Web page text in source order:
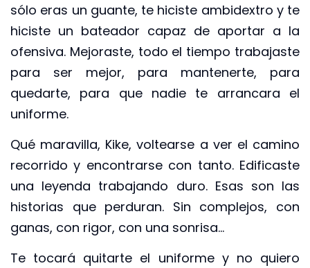
sólo eras un guante, te hiciste ambidextro y te
hiciste un bateador capaz de aportar a la
ofensiva. Mejoraste, todo el tiempo trabajaste
para ser mejor, para mantenerte, para
quedarte, para que nadie te arrancara el
uniforme.
Qué maravilla, Kike, voltearse a ver el camino
recorrido y encontrarse con tanto. Edificaste
una leyenda trabajando duro. Esas son las
historias que perduran. Sin complejos, con
ganas, con rigor, con una sonrisa…
Te tocará quitarte el uniforme y no quiero